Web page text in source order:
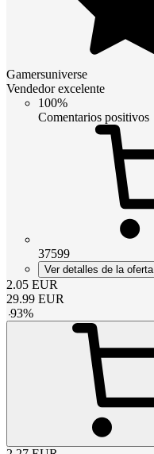
Gamersuniverse
Vendedor excelente
100%
Comentarios positivos
37599
Ver detalles de la oferta
2.05 EUR
29.99 EUR
-93%